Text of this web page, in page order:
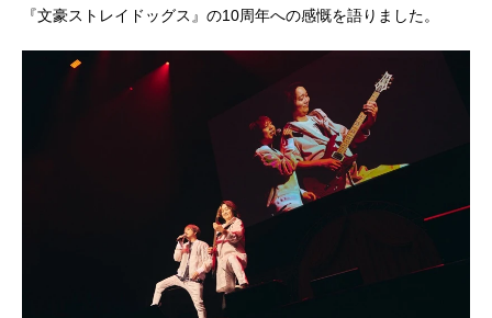
『文豪ストレイドッグス』の10周年への感慨を語りました。